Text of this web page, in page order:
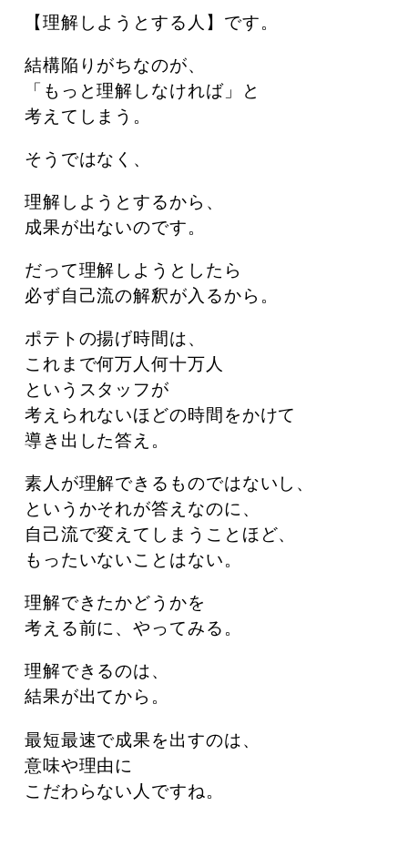
【理解しようとする人】です。
結構陥りがちなのが、
「もっと理解しなければ」と
考えてしまう。
そうではなく、
理解しようとするから、
成果が出ないのです。
だって理解しようとしたら
必ず自己流の解釈が入るから。
ポテトの揚げ時間は、
これまで何万人何十万人
というスタッフが
考えられないほどの時間をかけて
導き出した答え。
素人が理解できるものではないし、
というかそれが答えなのに、
自己流で変えてしまうことほど、
もったいないことはない。
理解できたかどうかを
考える前に、やってみる。
理解できるのは、
結果が出てから。
最短最速で成果を出すのは、
意味や理由に
こだわらない人ですね。